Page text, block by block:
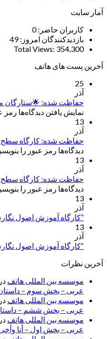
آمار سایت
کاربران حاضر:0
بازدیدکنندگان امروز:49
Total Views: 354,300
آخرین پست های هاتف
25
آذر
حفاظت شده: 🌟ستارگان
نمایش یافتن دیدگاه‌ها رمز
13
آذر
حفاظت شده: کارگاه سطح
دیدگاه‌ها رمز عبور را
13
آذر
حفاظت شده: کارگاه سطح
دیدگاه‌ها رمز عبور را
13
آذر
“کارگاه آموزش اصول
13
آذر
“کارگاه آموزش اصول
آخرین نظرات
موسسه بین المللی هاتف در
عربی – بخش سوم – داستان
موسسه بین المللی هاتف در
عربی – بخش ششم –
موسسه بین المللی هاتف در
عربی – بخش اول – أنا